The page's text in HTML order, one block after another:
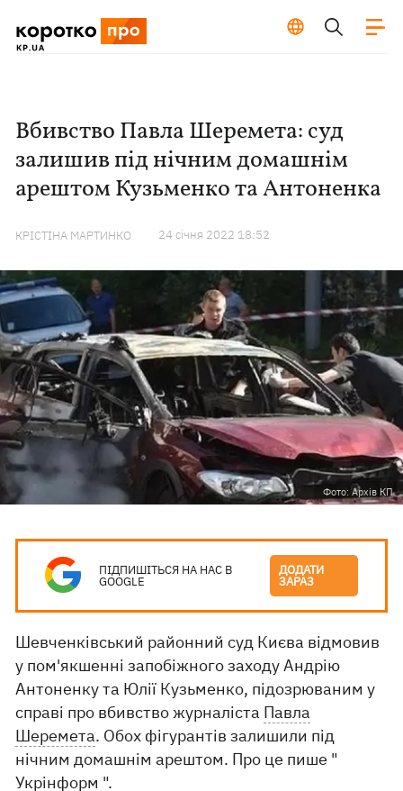
Вбивство Павла Шеремета: суд
залишив під нічним домашнім
арештом Кузьменко та Антоненка
КРІСТІНА МАРТИНКО 24 сiчня 2022 18:52
Фото: Архів КП
ПІДПИШІТЬСЯ НА НАС В
GOOGLE
ДОДАТИ
ЗАРАЗ
Шевченківський районний суд Києва відмовив
у пом'якшенні запобіжного заходу Андрію
Антоненку та Юлії Кузьменко, підозрюваним у
справі про вбивство журналіста Павла
Шеремета. Обох фігурантів залишили під
нічним домашнім арештом. Про це пише "
Укрінформ ".